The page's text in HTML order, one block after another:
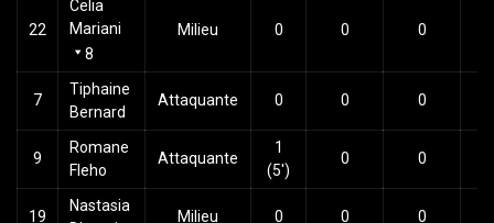
22
Celia
Mariani
8
Milieu 0 0 0
7
Tiphaine
Bernard
Attaquante 0 0 0
9
Romane
Fleho
Attaquante
1
(5')
0 0
19
Nastasia
Milieu 0 0 0